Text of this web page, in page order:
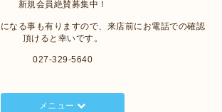
新規会員絶賛募集中！
なる事も有りますので、来店前にお電話での確認
頂けると幸いです。
027-329-5640
メニュー